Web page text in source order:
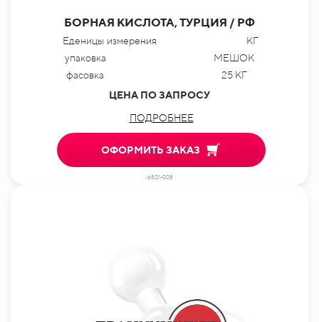
БОРНАЯ КИСЛОТА, ТУРЦИЯ / РФ
Еденицы измерения
КГ
упаковка
МЕШОК
фасовка
25 КГ
ЦЕНА ПО ЗАПРОСУ
ПОДРОБНЕЕ
ОФОРМИТЬ ЗАКАЗ
id801-008